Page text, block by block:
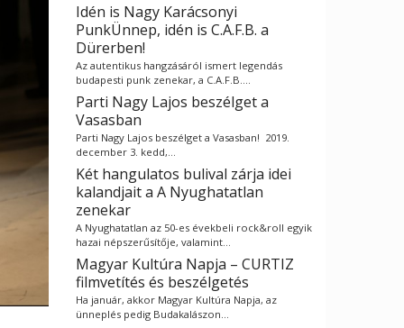
Idén is Nagy Karácsonyi
PunkÜnnep, idén is C.A.F.B. a
Dürerben!
Az autentikus hangzásáról ismert legendás
budapesti punk zenekar, a C.A.F.B.…
Parti Nagy Lajos beszélget a
Vasasban
Parti Nagy Lajos beszélget a Vasasban! 2019.
december 3. kedd,…
Két hangulatos bulival zárja idei
kalandjait a A Nyughatatlan
zenekar
A Nyughatatlan az 50-es évekbeli rock&roll egyik
hazai népszerűsítője, valamint…
Magyar Kultúra Napja – CURTIZ
filmvetítés és beszélgetés
Ha január, akkor Magyar Kultúra Napja, az
ünneplés pedig Budakalászon…